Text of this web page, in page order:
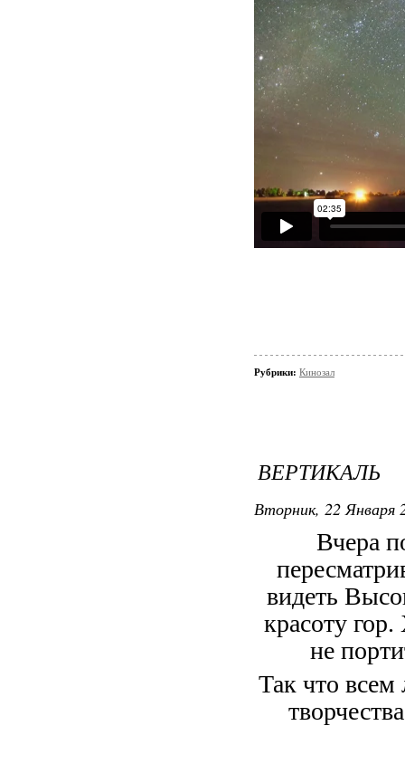
Рубрики: Кинозал
ВЕРТИКАЛЬ
Вторник, 22 Января
Вчера
видеть
красоту
не
Так что